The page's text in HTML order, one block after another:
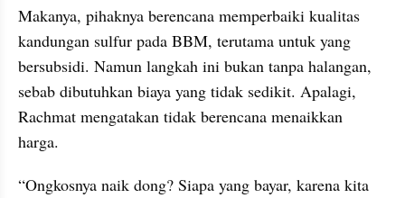
Makanya, pihaknya berencana memperbaiki kualitas
kandungan sulfur pada BBM, terutama untuk yang
bersubsidi. Namun langkah ini bukan tanpa halangan,
sebab dibutuhkan biaya yang tidak sedikit. Apalagi,
Rachmat mengatakan tidak berencana menaikkan
harga.
“Ongkosnya naik dong? Siapa yang bayar, karena kita